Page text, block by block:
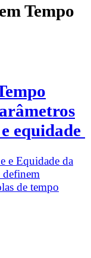
Tempo
equidade
e Equidade da
definem
de tempo